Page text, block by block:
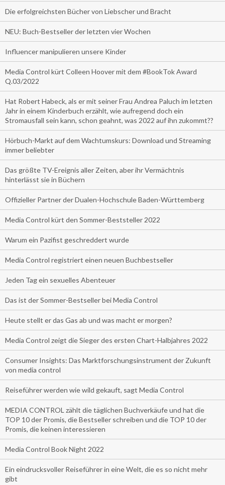
Die erfolgreichsten Bücher von Liebscher und Bracht
NEU: Buch-Bestseller der letzten vier Wochen
Influencer manipulieren unsere Kinder
Media Control kürt Colleen Hoover mit dem #BookTok Award
Q.03/2022
Hat Robert Habeck, als er mit seiner Frau Andrea Paluch im letzten
Jahr in einem Kinderbuch erzählt, wie aufregend doch ein
Stromausfall sein kann, schon geahnt, was 2022 auf ihn zukommt??
Hörbuch-Markt auf dem Wachtumskurs: Download und Streaming
immer beliebter
Das größte TV-Ereignis aller Zeiten, aber ihr Vermächtnis
hinterlässt sie in Büchern
Offizieller Partner der Dualen-Hochschule Baden-Württemberg
Media Control kürt den Sommer-Beststeller 2022
Warum ein Pazifist geschreddert wurde
Media Control registriert einen neuen Buchbestseller
Jeden Tag ein sexuelles Abenteuer
Das ist der Sommer-Bestseller bei Media Control
Heute stellt er das Gas ab und was macht er morgen?
Media Control zeigt die Sieger des ersten Chart-Halbjahres 2022
Consumer Insights: Das Marktforschungsinstrument der Zukunft
von media control
Reiseführer werden wie wild gekauft, sagt Media Control
MEDIA CONTROL zählt die täglichen Buchverkäufe und hat die
TOP 10 der Promis, die Bestseller schreiben und die TOP 10 der
Promis, die keinen interessieren
Media Control Book Night 2022
Ein eindrucksvoller Reiseführer in eine Welt, die es so nicht mehr
gibt